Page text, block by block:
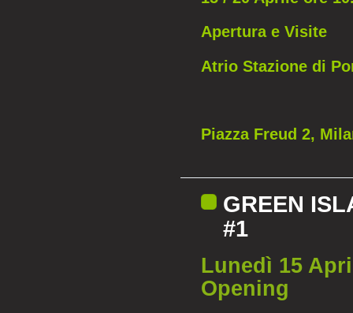
Apertura e Visite
Atrio Stazione di
Piazza Freud 2,
GREEN
#1
Lunedì 15
Opening